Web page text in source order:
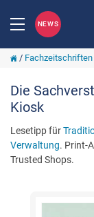
NEWS
/ Fachzeitschriften
Die
Kiosk
Lesetipp für
Verwaltung. Print-
Trusted Shops.